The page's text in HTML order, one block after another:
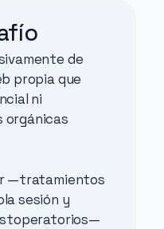
de
propia que
ni
orgánicas
—tratamientos
sesión y